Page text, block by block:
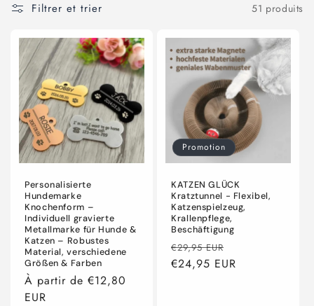
Filtrer et trier 51 produits
Personalisierte
Hundemarke
Knochenform –
Individuell gravierte
Metallmarke für Hunde &
Katzen – Robustes
Material, verschiedene
Größen & Farben
Prix
habituel
À partir de €12,80
EUR
Promotion
KATZEN GLÜCK
Kratztunnel - Flexibel,
Katzenspielzeug,
Krallenpflege,
Beschäftigung
Prix
habituel
€29,95 EUR
promotionnel
€24,95 EUR